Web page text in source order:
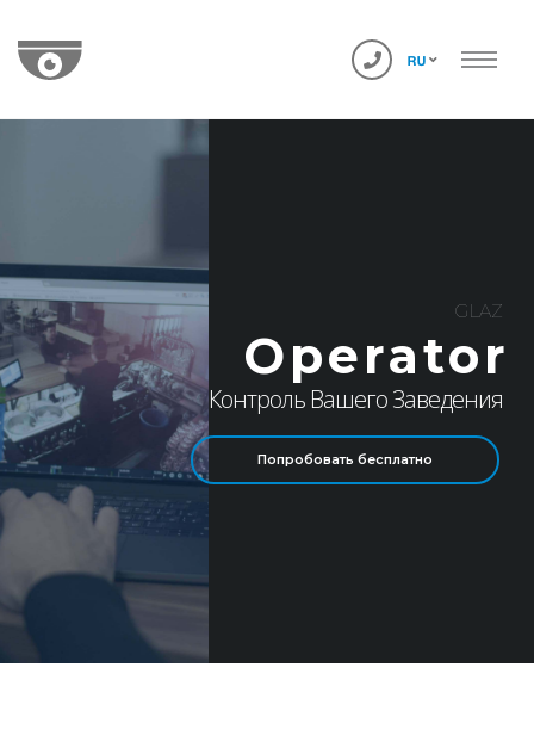
GLAZ
Operator
Контроль Вашего Заведения
Попробовать бесплатно